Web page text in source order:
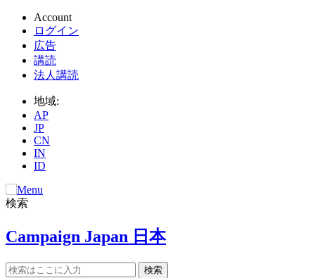
Account
ログイン
広告
講読
法人講読
地域:
AP
JP
CN
IN
ID
検索
Campaign Japan 日本